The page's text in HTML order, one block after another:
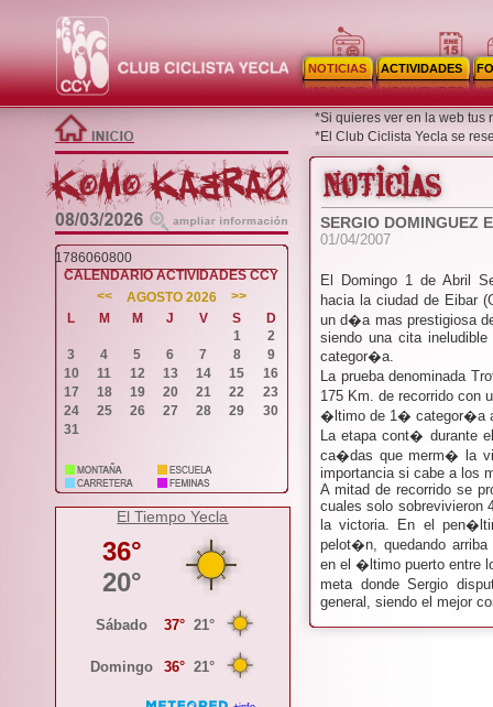
NOTICIAS ACTIVIDADES
*Si quieres ver en la web
*El Club Ciclista Yecla se
1786060800
CALENDARIO ACTIVIDADES CCY
<<
AGOSTO 2026
>>
L
M M J V S
D
1
2
3
4 5 6 7 8
9
10
11 12 13 14 15
16
17
18 19 20 21 22
23
24
25 26 27 28 29
30
31
El Tiempo Yecla
SERGIO DOMINGUEZ
01/04/2007
El Domingo 1 de Abril
hacia la ciudad de Eibar
un d�a mas prestigiosa
siendo una cita
categor�a.
La prueba denominada
175 Km. de recorrido con
�ltimo de 1� categor�a
La etapa cont� durante
ca�das que merm� la
importancia si cabe a los
A mitad de recorrido se
cuales solo sobrevivieron
la victoria. En el
pelot�n, quedando
en el �ltimo puerto entre
meta donde Sergio
general, siendo el mejor